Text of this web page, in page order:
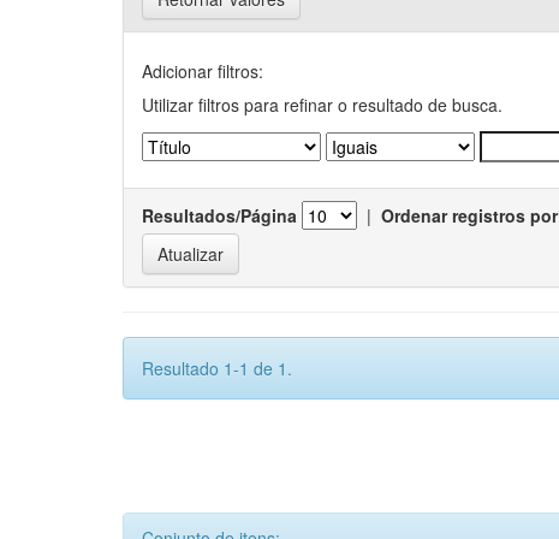
Adicionar filtros:
Utilizar filtros para refinar o resultado de busca.
Resultados/Página | Ordenar registros por
Resultado 1-1 de 1.